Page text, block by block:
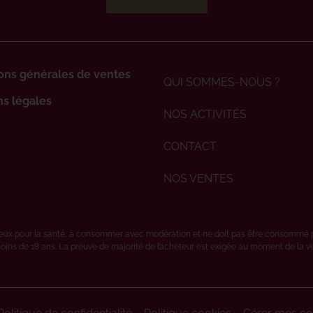
générales de ventes
légales
QUI SOMMES-NOUS ?
NOS ACTIVITÉS
CONTACT
NOS VENTES
pour la santé, à consommer avec modération et ne doit pas être
de 18 ans. La preuve de majorité de l’acheteur est exigée au moment de la